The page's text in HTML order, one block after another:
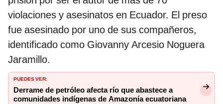
violaciones y asesinatos en Ecuador. El preso
fue asesinado por uno de sus compañeros,
identificado como Giovanny Arcesio Noguera
Jaramillo.
PUEDES VER:
Derrame de petróleo afecta río que abastece a
comunidades indígenas de Amazonía ecuatoriana